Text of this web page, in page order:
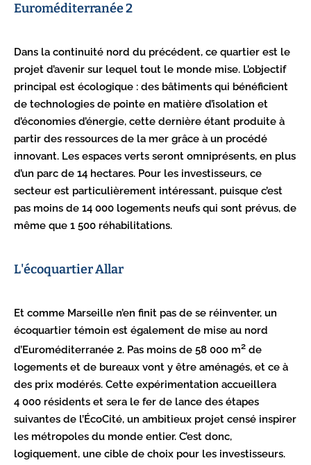
Euroméditerranée 2
Dans la continuité nord du précédent, ce quartier est le
projet d’avenir sur lequel tout le monde mise. L’objectif
principal est écologique : des bâtiments qui bénéficient
de technologies de pointe en matière d’isolation et
d’économies d’énergie, cette dernière étant produite à
partir des ressources de la mer grâce à un procédé
innovant. Les espaces verts seront omniprésents, en plus
d’un parc de 14 hectares. Pour les investisseurs, ce
secteur est particulièrement intéressant, puisque c’est
pas moins de 14 000 logements neufs qui sont prévus, de
même que 1 500 réhabilitations.
L'écoquartier Allar
Et comme Marseille n’en finit pas de se réinventer, un
écoquartier témoin est également de mise au nord
d’Euroméditerranée 2. Pas moins de 58 000 m2 de
logements et de bureaux vont y être aménagés, et ce à
des prix modérés. Cette expérimentation accueillera
4 000 résidents et sera le fer de lance des étapes
suivantes de l’ÉcoCité, un ambitieux projet censé inspirer
les métropoles du monde entier. C’est donc,
logiquement, une cible de choix pour les investisseurs.